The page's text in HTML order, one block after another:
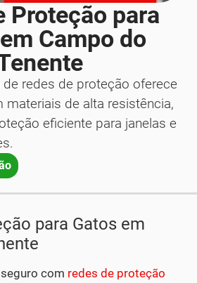
Proteção para
Campo do
redes de proteção oferece
materiais de alta resistência,
eficiente para janelas e
para Gatos em
com redes de proteção